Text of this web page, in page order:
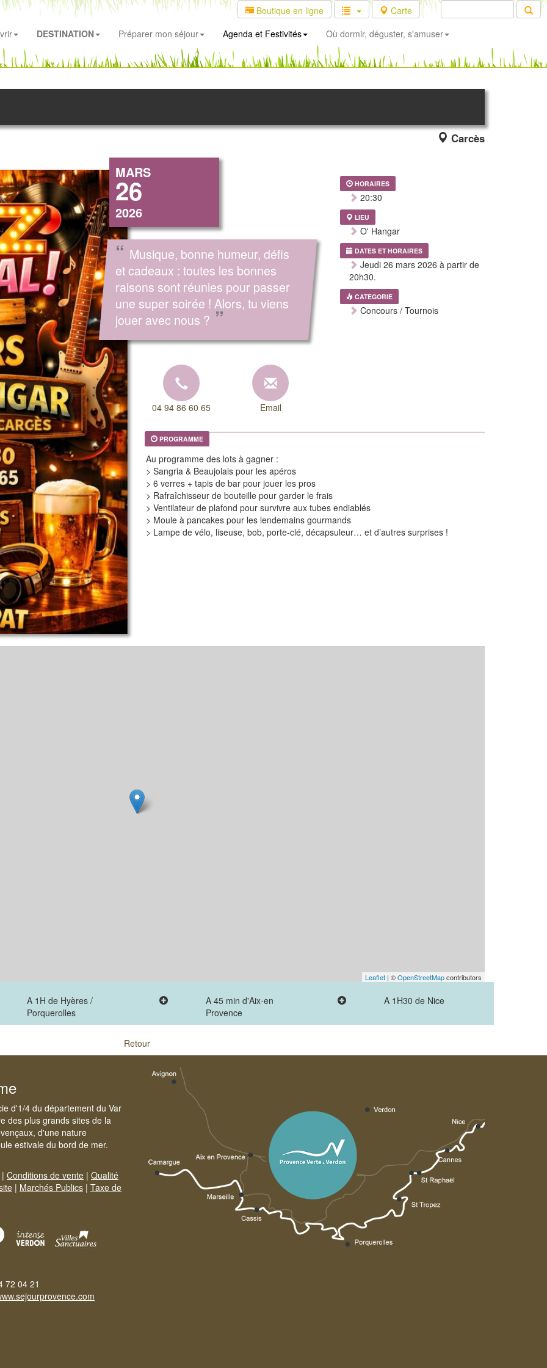
Boutique en ligne
Carte
DESTINATION Préparer mon séjour Agenda et Festivités Où dormir, déguster, s'amuser
Carcès
MARS
26
2026
“ Musique, bonne humeur, défis
et cadeaux : toutes les bonnes
raisons sont réunies pour passer
une super soirée ! Alors, tu viens
jouer avec nous ? ”
HORAIRES
20:30
LIEU
O' Hangar
DATES ET HORAIRES
Jeudi 26 mars 2026 à partir de
20h30.
CATEGORIE
Concours / Tournois
04 94 86 60 65 Email
PROGRAMME
Au programme des lots à gagner :
> Sangria & Beaujolais pour les apéros
> 6 verres + tapis de bar pour jouer les pros
> Rafraîchisseur de bouteille pour garder le frais
> Ventilateur de plafond pour survivre aux tubes endiablés
> Moule à pancakes pour les lendemains gourmands
> Lampe de vélo, liseuse, bob, porte-clé, décapsuleur… et d’autres surprises !
Leaflet | ©OpenStreetMapcontributors
A 1H de Hyères /
Porquerolles
A 45 min d'Aix-en
Provence
A 1H30 de Nice
Retour
d'1/4 du département du Var
des plus grands sites de la
d'une nature
estivale du bord de mer.
| Conditions de vente | Qualité
| Marchés Publics | Taxe de
72 04 21